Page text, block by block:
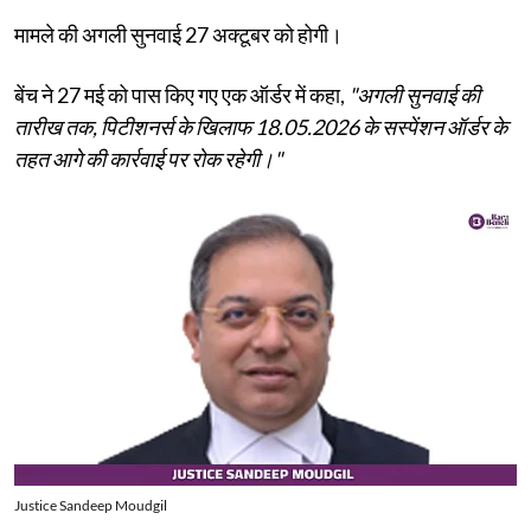
मामले की अगली सुनवाई 27 अक्टूबर को होगी।
बेंच ने 27 मई को पास किए गए एक ऑर्डर में कहा, "अगली सुनवाई की
तारीख तक, पिटीशनर्स के खिलाफ 18.05.2026 के सस्पेंशन ऑर्डर के
तहत आगे की कार्रवाई पर रोक रहेगी।"
Justice Sandeep Moudgil